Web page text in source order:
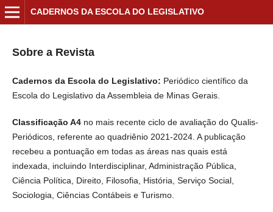
CADERNOS DA ESCOLA DO LEGISLATIVO
Sobre a Revista
Cadernos da Escola do Legislativo: Periódico científico da
Escola do Legislativo da Assembleia de Minas Gerais.
Classificação A4no mais recente ciclo de avaliação do Qualis-
Periódicos, referente ao quadriênio 2021-2024. A publicação
recebeu a pontuação em todas as áreas nas quais está
indexada, incluindo Interdisciplinar, Administração Pública,
Ciência Política, Direito, Filosofia, História, Serviço Social,
Sociologia, Ciências Contábeis e Turismo.